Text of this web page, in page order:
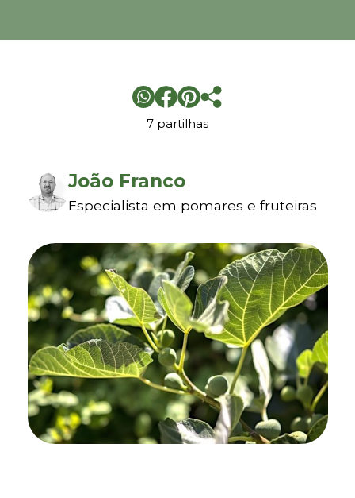
7 partilhas
João Franco
Especialista em pomares e fruteiras